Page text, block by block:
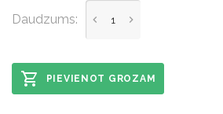
Daudzums:
PIEVIENOT GROZAM